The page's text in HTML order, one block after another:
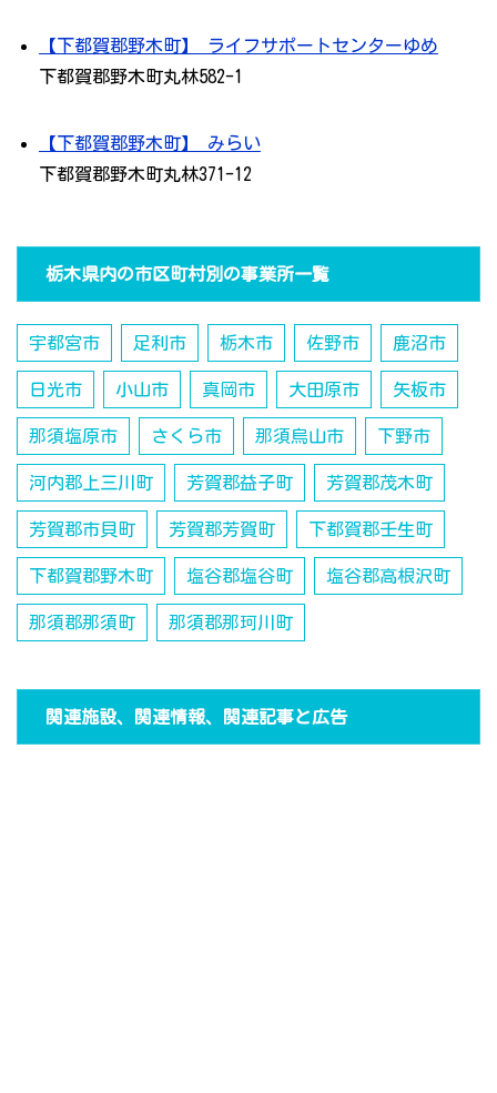
【下都賀郡野木町】 ライフサポートセンターゆめ
下都賀郡野木町丸林582-1
【下都賀郡野木町】 みらい
下都賀郡野木町丸林371-12
栃木県内の市区町村別の事業所一覧
宇都宮市 足利市 栃木市 佐野市 鹿沼市
日光市 小山市 真岡市 大田原市 矢板市
那須塩原市 さくら市 那須烏山市 下野市
河内郡上三川町 芳賀郡益子町 芳賀郡茂木町
芳賀郡市貝町 芳賀郡芳賀町 下都賀郡壬生町
下都賀郡野木町 塩谷郡塩谷町 塩谷郡高根沢町
那須郡那須町 那須郡那珂川町
関連施設、関連情報、関連記事と広告